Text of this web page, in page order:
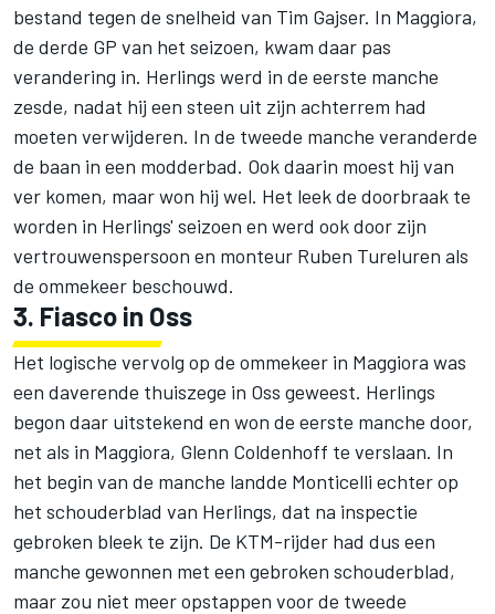
bestand tegen de snelheid van Tim Gajser. In Maggiora,
de derde GP van het seizoen, kwam daar pas
verandering in. Herlings werd in de eerste manche
zesde, nadat hij een steen uit zijn achterrem had
moeten verwijderen. In de tweede manche veranderde
de baan in een modderbad. Ook daarin moest hij van
ver komen, maar won hij wel. Het leek de doorbraak te
worden in Herlings' seizoen en werd ook door zijn
vertrouwenspersoon en monteur Ruben Tureluren als
de ommekeer beschouwd.
3. Fiasco in Oss
Het logische vervolg op de ommekeer in Maggiora was
een daverende thuiszege in Oss geweest. Herlings
begon daar uitstekend en won de eerste manche door,
net als in Maggiora, Glenn Coldenhoff te verslaan. In
het begin van de manche landde Monticelli echter op
het schouderblad van Herlings, dat na inspectie
gebroken bleek te zijn. De KTM-rijder had dus een
manche gewonnen met een gebroken schouderblad,
maar zou niet meer opstappen voor de tweede